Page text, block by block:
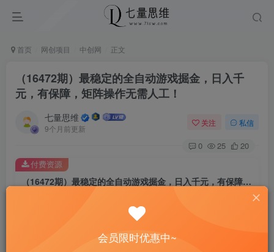
首页 网创项目 中创网 正文
（16472期）最稳定的全自动游戏掘金，日入千
元，有保障，矩阵操作无需人工！
七量思维
9个月前更新
关注 私信
0 25 20
（16472期）最稳定的全自动游戏掘金，日入千元，有保障，矩阵操作无需人工！
8.8
免费
付费资源
会员限时优惠中~